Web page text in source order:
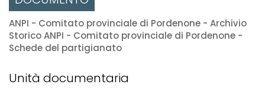
ANPI - Comitato provinciale di Pordenone - Archivio
Storico ANPI - Comitato provinciale di Pordenone -
Schede del partigianato
Unità documentaria